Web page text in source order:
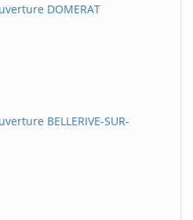
DOMERAT
BELLERIVE-SUR-